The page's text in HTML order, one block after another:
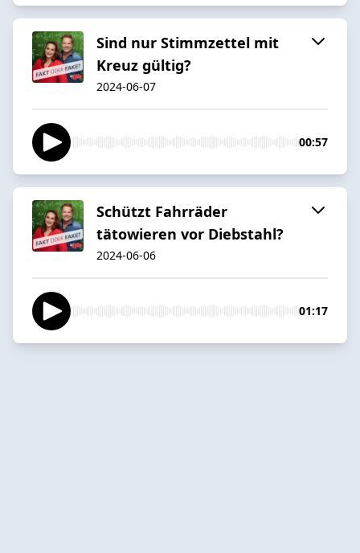
Sind nur Stimmzettel mit
Kreuz gültig?
2024-06-07
00:57
Schützt Fahrräder
tätowieren vor Diebstahl?
2024-06-06
01:17